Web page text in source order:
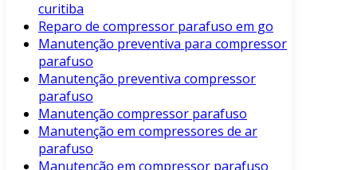
curitiba
Reparo de compressor parafuso em go
Manutenção preventiva para compressor
parafuso
Manutenção preventiva compressor
parafuso
Manutenção compressor parafuso
Manutenção em compressores de ar
parafuso
Manutenção em compressor parafuso